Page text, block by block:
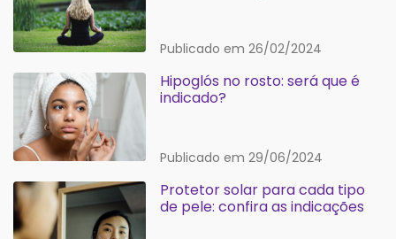
Publicado em 26/02/2024
Hipoglós no rosto: será que é
indicado?
Publicado em 29/06/2024
Protetor solar para cada tipo
de pele: confira as indicações